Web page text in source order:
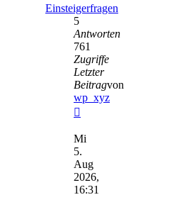
Einsteigerfragen
5
Antworten
761
Zugriffe
Letzter
Beitragvon
wp_xyz
Beitrag
Mi
5.
Aug
2026,
16:31